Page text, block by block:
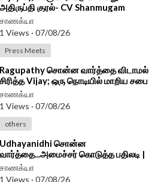
அதிருப்தி குரல்- CV Shanmugam
PressMeet | ADMK | TVK |
சாணக்யா
1 Views · 07/08/26
Press Meets
⁣Ragupathy சொன்ன வார்த்தை விடாமல்
சிரித்த Vijay; ஒரு நொடியில் மாறிய சபை
| TN Assembly 2026
சாணக்யா
1 Views · 07/08/26
others
⁣Udhayanidhi சொன்ன
வார்த்தை...அமைச்சர் கொடுத்த பதிலடி |
Minister Vinoth Speech TN
Assembly 2026
சாணக்யா
1 Views · 07/08/26